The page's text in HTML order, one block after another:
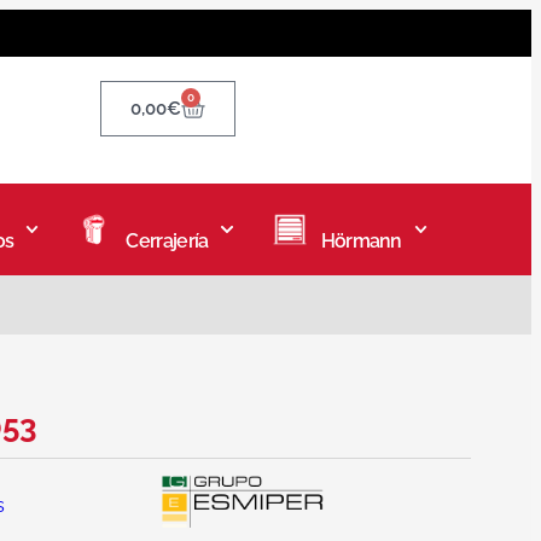
0,00€ 0
Cerrajería Hörmann